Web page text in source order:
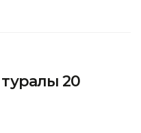
20